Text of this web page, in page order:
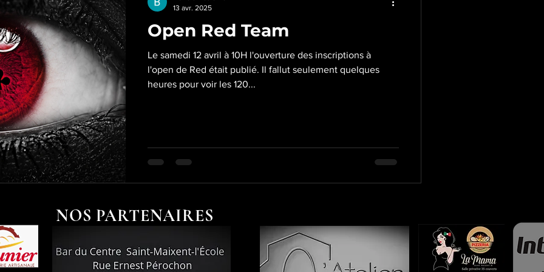
Open Red Team
Le samedi 12 avril à 10H l'ouverture des inscriptions à
l'open de Red était publié. Il fallut seulement quelques
heures pour voir les 120...
13 avr. 2025
NOS PARTENAIRES